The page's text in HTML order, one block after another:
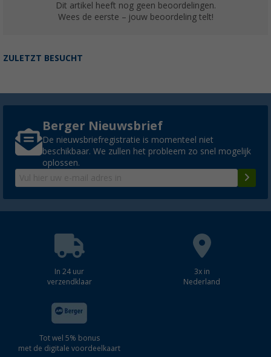
Dit artikel heeft nog geen beoordelingen.
Wees de eerste – jouw beoordeling telt!
ZULETZT BESUCHT
Berger Nieuwsbrief
De nieuwsbriefregistratie is momenteel niet
beschikbaar. We zullen het probleem zo snel mogelijk
oplossen.
In 24 uur
verzendklaar
3x in
Nederland
Tot wel 5% bonus
met de digitale voordeelkaart